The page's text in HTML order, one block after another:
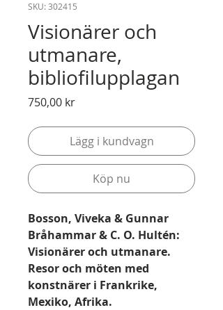
SKU: 302415
Visionärer och
utmanare,
bibliofilupplagan
750,00 krPris
Lägg i kundvagn
Köp nu
Bosson, Viveka & Gunnar
Bråhammar & C. O. Hultén:
Visionärer och utmanare.
Resor och möten med
konstnärer i Frankrike,
Mexiko, Afrika.